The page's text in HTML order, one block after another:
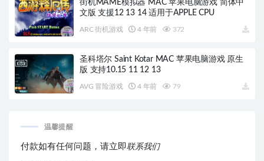
街机MAME模拟器 MAC 苹果电脑游戏 简体中
文版 支援12 13 14 适用于APPLE CPU
ARC 街机游戏 4 年前 372
圣科塔尔 Saint Kotar MAC 苹果电脑游戏 原生
版 支持10.15 11 12 13
AVG 冒险游戏 4 年前 79
温馨提醒
付款如有任何问题，请立即联系我们